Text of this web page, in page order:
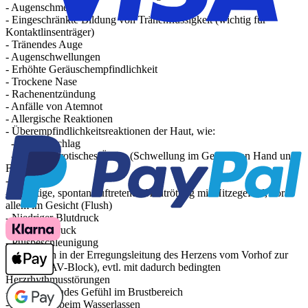
- Augenschmerzen
- Eingeschränkte Bildung von Tränenflüssigkeit (wichtig für
Kontaktlinsenträger)
- Tränendes Auge
- Augenschwellungen
- Erhöhte Geräuschempfindlichkeit
- Trockene Nase
- Rachenentzündung
- Anfälle von Atemnot
- Allergische Reaktionen
- Überempfindlichkeitsreaktionen der Haut, wie:
- Hautausschlag
- Angioneurotisches Ödem (Schwellung im Gesicht, an Hand und
Fuß)
- Schwitzen
- Flüchtige, spontan auftretende Hautrötung mit Hitzegefühl, vor
allem im Gesicht (Flush)
- Niedriger Blutdruck
- Bluthochdruck
- Pulsbeschleunigung
- Störungen in der Erregungsleitung des Herzens vom Vorhof zur
Kammer (AV-Block), evtl. mit dadurch bedingten
Herzrhythmusstörungen
- Beklemmendes Gefühl im Brustbereich
- Störungen beim Wasserlassen